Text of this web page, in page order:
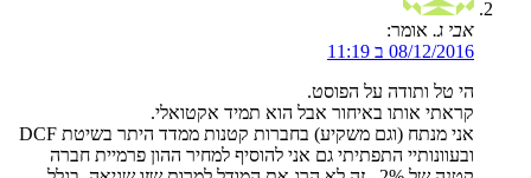
אבי ג. אומר:
08/12/2016 ב 11:19
הי טל ותודה על הפוסט.
קראתי אותו באיחור אבל הוא תמיד אקטואלי.
אני מנתח (וגם משקיע) בחברות קטנות ממדד היתר בשיטת DCF
ובעוונותיי התפתיתי גם אני להוסיף למחיר ההון פרמיית חברה